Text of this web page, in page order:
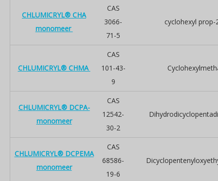
CHLUMICRYL® CHA
monomeer
CAS
3066-
71-5
cyclohexyl
CHLUMICRYL® CHMA
CAS
101-43-
9
CHLUMICRYL® DCPA-
monomeer
CAS
12542-
30-2
CHLUMICRYL® DCPEMA
monomeer
CAS
68586-
19-6